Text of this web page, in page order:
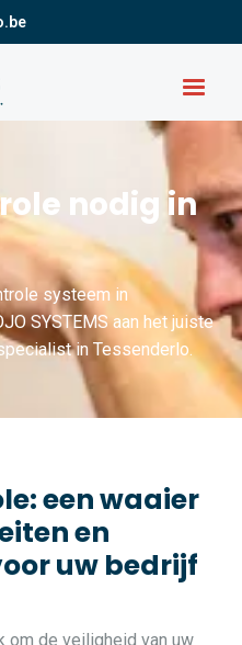
nodig in
systeem in
SYSTEMS aan het juiste
in Tessenderlo.
een waaier
en
uw bedrijf
om de veiligheid van uw